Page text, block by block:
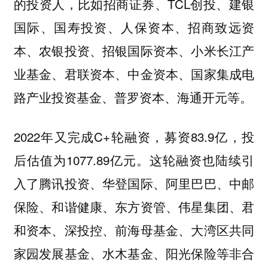
国际、国寿投资、人保资本、招商致远资
本、农银投资、招银国际资本、小米长江产
业基金、君联资本、中金资本、国家集成电
路产业投资基金、普罗资本、海通开元等。
2022年又完成C+轮融资，募资83.9亿，投
后估值为1077.89亿元。这轮融资也陆续引
入了腾讯投资、华登国际、阿里巴巴、中邮
保险、和谐健康、东方资管、伟星集团、君
和资本、深投控、前海母基金、大湾区共同
家园发展基金、水木基金、阳光保险等非合